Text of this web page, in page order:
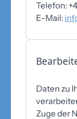
Telefon:
E-Mail:
Daten zu
Zuge der